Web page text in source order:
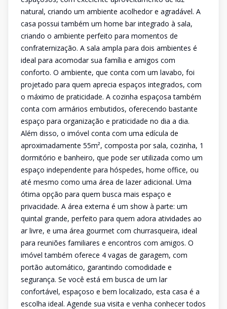
natural, criando um ambiente acolhedor e agradável. A
casa possui também um home bar integrado à sala,
criando o ambiente perfeito para momentos de
confraternização. A sala ampla para dois ambientes é
ideal para acomodar sua família e amigos com
conforto. O ambiente, que conta com um lavabo, foi
projetado para quem aprecia espaços integrados, com
o máximo de praticidade. A cozinha espaçosa também
conta com armários embutidos, oferecendo bastante
espaço para organização e praticidade no dia a dia.
Além disso, o imóvel conta com uma edícula de
aproximadamente 55m², composta por sala, cozinha, 1
dormitório e banheiro, que pode ser utilizada como um
espaço independente para hóspedes, home office, ou
até mesmo como uma área de lazer adicional. Uma
ótima opção para quem busca mais espaço e
privacidade. A área externa é um show à parte: um
quintal grande, perfeito para quem adora atividades ao
ar livre, e uma área gourmet com churrasqueira, ideal
para reuniões familiares e encontros com amigos. O
imóvel também oferece 4 vagas de garagem, com
portão automático, garantindo comodidade e
segurança. Se você está em busca de um lar
confortável, espaçoso e bem localizado, esta casa é a
escolha ideal. Agende sua visita e venha conhecer todos